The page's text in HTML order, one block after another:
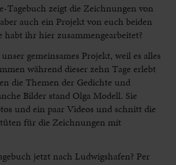
Tagebuch zeigt die Zeichnungen von
auch ein Projekt von euch beiden
ihr hier zusammengearbeitet?
gemeinsames Projekt, weil es alles
während dieser zehn Tage erlebt
die Themen der Gedichte und
Bilder stand Olga Modell. Sie
und ein paar Videos und schnitt die
für die Zeichnungen mit
jetzt nach Ludwigshafen? Per